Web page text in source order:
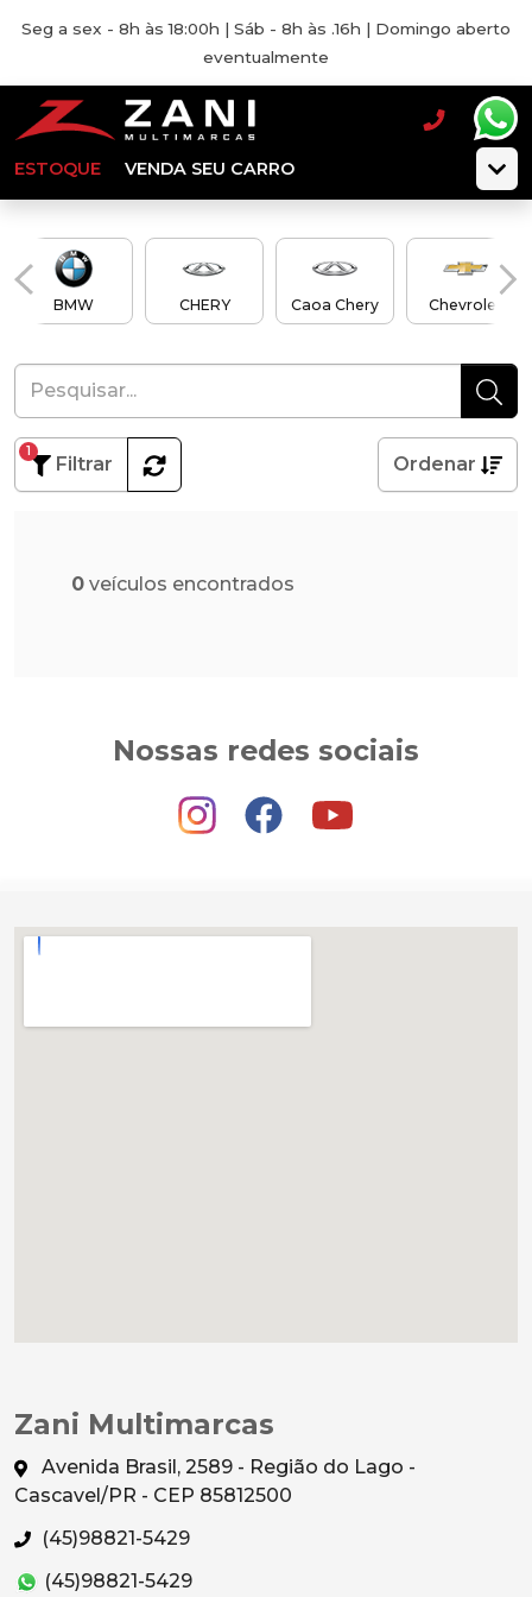
Seg a sex - 8h às 18:00h | Sáb - 8h às .16h | Domingo aberto
eventualmente
ESTOQUE VENDA SEU CARRO
BMW CHERY Caoa Chery Chevrolet
Filtrar
1
Ordenar
0 veículos encontrados
Nossas redes sociais
Zani Multimarcas
Avenida Brasil, 2589 - Região do Lago -
Cascavel/PR - CEP 85812500
(45)98821-5429
(45)98821-5429